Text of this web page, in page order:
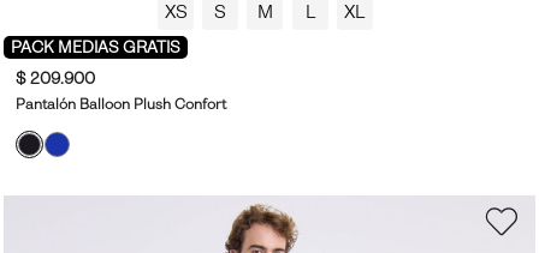
XS S M L XL
PACK MEDIAS GRATIS
$ 209.900
Pantalón Balloon Plush Confort